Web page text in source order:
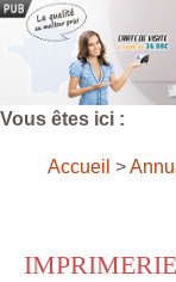
Vous êtes ici :
Accueil >